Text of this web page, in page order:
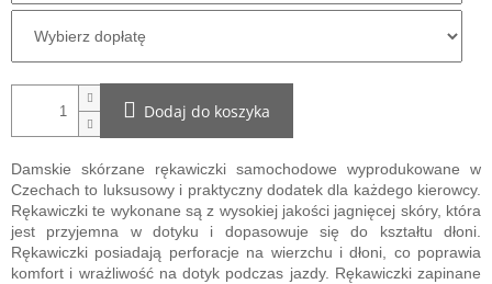
Dodaj do koszyka
Damskie skórzane rękawiczki samochodowe wyprodukowane w
Czechach to luksusowy i praktyczny dodatek dla każdego kierowcy.
Rękawiczki te wykonane są z wysokiej jakości jagnięcej skóry, która
jest przyjemna w dotyku i dopasowuje się do kształtu dłoni.
Rękawiczki posiadają perforacje na wierzchu i dłoni, co poprawia
komfort i wrażliwość na dotyk podczas jazdy. Rękawiczki zapinane